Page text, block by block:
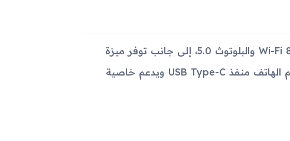
يدعم الهاتف تقنيات اتصال متنوعة مثل Wi-Fi 802.11 a/b/g/n/ac والبلوتوث 5.0، إلى جانب توفر ميزة
تحديد المواقع عبر GPS وGLONASS وBDS وGALILEO. يضم الهاتف منفذ USB Type-C ويدعم خاصية